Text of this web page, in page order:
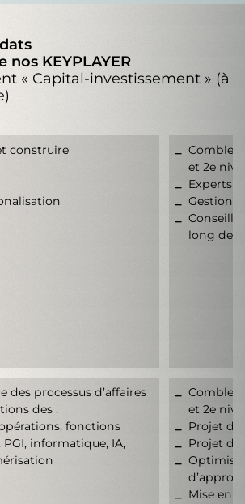
KEYPLAYER
« Capital-investissement » (à
construire
Combler
et 2e
Experts
long de
des processus d’affaires
des :
fonctions
PGI, informatique, IA,
Combler
et 2e
Projet de
Projet
Mise en